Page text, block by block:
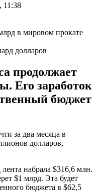
11:38
долларов
продолжает
Его заработок
бюджет
за два месяца в
долларов,
набрала $316,6 млн.
$1 млрд. Эта будет
бюджета в $62,5